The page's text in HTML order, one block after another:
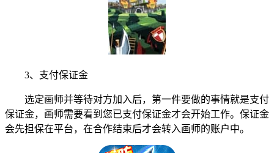
3、支付保证金
选定画师并等待对方加入后，第一件要做的事情就是支付
保证金，画师需要看到您已支付保证金才会开始工作。保证金
会先担保在平台，在合作结束后才会转入画师的账户中。